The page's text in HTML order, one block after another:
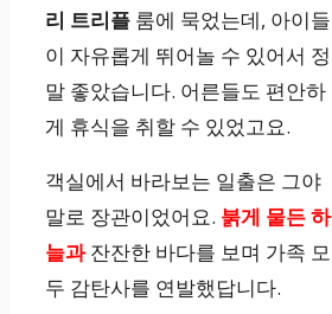
리 트리플 룸에 묵었는데, 아이들
이 자유롭게 뛰어놀 수 있어서 정
말 좋았습니다. 어른들도 편안하
게 휴식을 취할 수 있었고요.
객실에서 바라보는 일출은 그야
말로 장관이었어요. 붉게 물든 하
늘과잔잔한 바다를 보며 가족 모
두 감탄사를 연발했답니다.